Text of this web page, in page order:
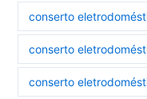
conserto
conserto
conserto